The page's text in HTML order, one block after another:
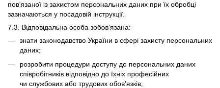
пов’язаної із захистом персональних даних при їх обробці
зазначаються у посадовій інструкції.
7.3. Відповідальна особа зобов’язана:
знати законодавство України в сфері захисту персональних
даних;
розробити процедури доступу до персональних даних
співробітників відповідно до їхніх професійних
чи службових або трудових обов’язків;